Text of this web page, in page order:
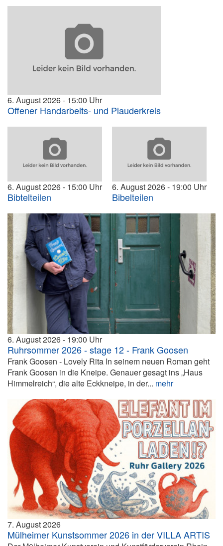
6. August 2026 15:00
Offener Handarbeits- und Plauderkreis
6. August 2026 15:00
Bibtelteilen
6. August 2026 19:00
Bibelteilen
6. August 2026 19:00
Ruhrsommer 2026 - stage 12 - Frank Goosen
Frank Goosen - Lovely Rita In seinem neuen Roman geht
Frank Goosen in die Kneipe. Genauer gesagt ins „Haus
Himmelreich“, die alte Eckkneipe, in der... mehr
7. August 2026
Mülheimer Kunstsommer 2026 in der VILLA ARTIS